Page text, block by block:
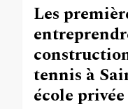
Les
tennis à
école privée